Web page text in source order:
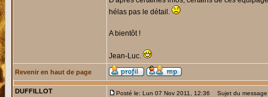
hélas pas le détail.
A bientôt !
Jean-Luc.
Revenir en haut de page
DUFFILLOT Posté le: Lun 07 Nov 2011, 12:36 Sujet du